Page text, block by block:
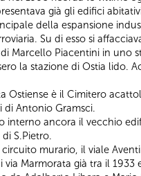
già gli edifici
della espansione
Su di esso si
Marcello Piacentini in uno
la stazione di Ostia lido.
Ostiense è il Cimitero
Antonio Gramsci.
interno ancora il vecchio
S.Pietro.
murario, il viale
via Marmorata già tra il